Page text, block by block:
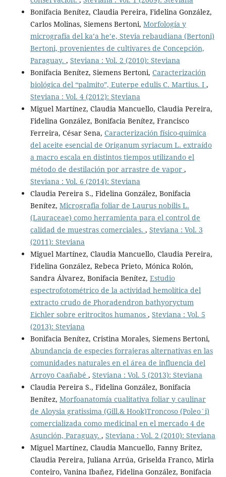
Bonifacia Benítez, Claudia Pereira, Fidelina González,
Carlos Molinas, Siemens Bertoni, Morfología y
micrografía del ka’a he’e, Stevia rebaudiana (Bertoni)
Bertoni, provenientes de cultivares de Concepción,
Paraguay. , Steviana : Vol. 2 (2010): Steviana
Bonifacia Benítez, Siemens Bertoni, Caracterización
biológica del “palmito”, Euterpe edulis C. Martius. I ,
Steviana : Vol. 4 (2012): Steviana
Miguel Martínez, Claudia Mancuello, Claudia Pereira,
Fidelina González, Bonifacia Benítez, Francisco
Ferreira, César Sena, Caracterización físico-química
del aceite esencial de Origanum syriacum L. extraído
a macro escala en distintos tiempos utilizando el
método de destilación por arrastre de vapor ,
Steviana : Vol. 6 (2014): Steviana
Claudia Pereira S., Fidelina González, Bonifacia
Benítez, Micrografia foliar de Laurus nobilis L.
(Lauraceae) como herramienta para el control de
calidad de muestras comerciales. , Steviana : Vol. 3
(2011): Steviana
Miguel Martínez, Claudia Mancuello, Claudia Pereira,
Fidelina González, Rebeca Prieto, Mónica Rolón,
Sandra Álvarez, Bonifacia Benítez, Estudio
espectrofotométrico de la actividad hemolítica del
extracto crudo de Phoradendron bathyoryctum
Eichler sobre eritrocitos humanos , Steviana : Vol. 5
(2013): Steviana
Bonifacia Benítez, Cristina Morales, Siemens Bertoni,
Abundancia de especies forrajeras alternativas en las
comunidades naturales en el área de influencia del
Arroyo Caañabé , Steviana : Vol. 5 (2013): Steviana
Claudia Pereira S., Fidelina González, Bonifacia
Benítez, Morfoanatomía cualitativa foliar y caulinar
de Aloysia gratissima (Gill.& Hook)Troncoso (Poleo´i)
comercializada como medicinal en el mercado 4 de
Asunción, Paraguay. , Steviana : Vol. 2 (2010): Steviana
Miguel Martínez, Claudia Mancuello, Fanny Brítez,
Claudia Pereira, Juliana Arrúa, Griselda Franco, Mirla
Conteiro, Vanina Ibañez, Fidelina González, Bonifacia